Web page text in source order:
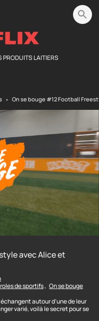
PRODUITS LAITIERS
On se bouge #12 Football
avec Alice et
autour d’une de leur
varié, voilà le secret pour se
de sportifs, On se bouge